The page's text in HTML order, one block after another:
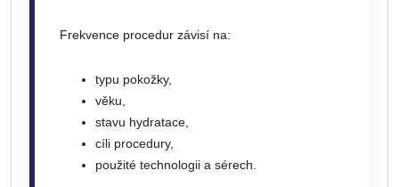
Frekvence procedur závisí na:
typu pokožky,
věku,
stavu hydratace,
cíli procedury,
použité technologii a sérech.